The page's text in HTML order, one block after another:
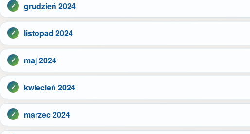
grudzień 2024
listopad 2024
maj 2024
kwiecień 2024
marzec 2024